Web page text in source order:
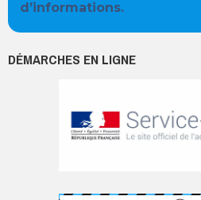
d’informations.
DÉMARCHES EN LIGNE